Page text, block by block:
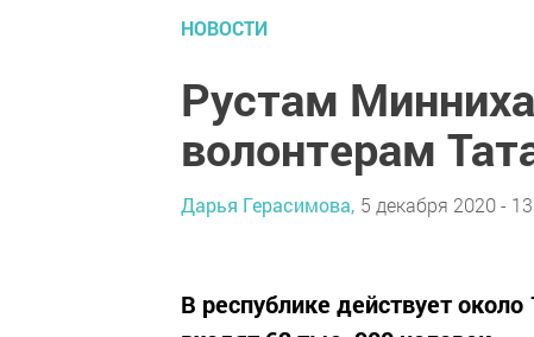
НОВОСТИ
Рустам
волонтерам
Дарья Герасимова, 5 декабря 2020 -
В республике действует